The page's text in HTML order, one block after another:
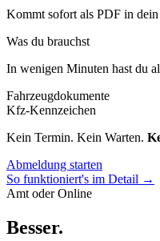
Kommt sofort als PDF in
Was du brauchst
In wenigen Minuten hast du
Fahrzeugdokumente
Kfz-Kennzeichen
Kein Termin. Kein Warten.
Abmeldung starten
So funktioniert's im Detail →
Amt oder Online
Besser.